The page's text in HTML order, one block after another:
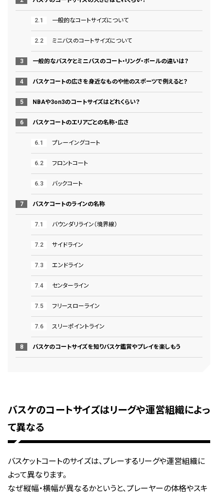
一般的なコートサイズについて
ミニバスのコートサイズについて
一般的なバスケとミニバスのコート・リング・ボールの違いは？
バスケコートの広さを身近なものや他のスポーツで例えると？
NBAや3on3のコートサイズはどれくらい？
バスケコートのエリアごとの名称・広さ
プレーイングコート
フロントコート
バックコート
バスケコートのラインの名称
バウンダリライン（境界線）
サイドライン
エンドライン
センターライン
フリースローライン
スリーポイントライン
バスケのコートサイズを知りバスケ鑑賞やプレイを楽しもう
バスケのコートサイズはリーグや運営組織によっ
て異なる
バスケットコートのサイズは、プレーするリーグや運営組織に
よって異なります。
なぜ縦幅・横幅が異なるかというと、プレーヤーの体格やスキ